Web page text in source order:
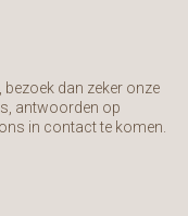
dan zeker onze
antwoorden op
in contact te komen.